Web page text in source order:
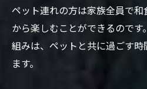
ペット連れの方は家族全員で
から楽しむことができるのです
組みは、ペットと共に過ごす
ます。